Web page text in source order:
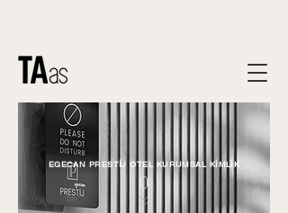
EGECAN PRESTİJ OTEL KURUMSAL KİMLİK